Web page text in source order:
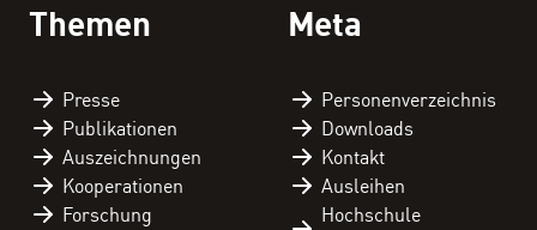
Themen
Presse
Publikationen
Auszeichnungen
Kooperationen
Forschung
Meta
Personen­verzeichnis
Downloads
Kontakt
Ausleihen
Hochschule